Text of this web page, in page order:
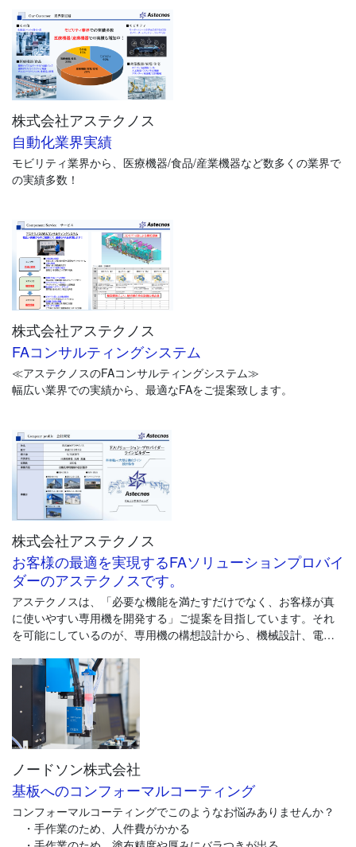
＜特長＞
・高い耐久性
堅牢設計と高品質構造でメンテナンス低減
ScoreGuard® 耐摩耗コーティングにより摩耗材にも強い
・操作性の良さ
直感的で分かりやすい前面操作パネル
Profinet / Ethernet IP 接続に対応
・高効率の実現
シンプルなコントローラー
長寿命エアモーター、強化パッキンググランド
・材料ロス削減
超低残量フォロワープレートにより材料廃棄量を 65％以上削減
株式会社アステクノス
自動化業界実績
モビリティ業界から、医療機器/食品/産業機器など数多くの業界で
の実績多数！
株式会社アステクノス
FAコンサルティングシステム
≪アステクノスのFAコンサルティングシステム≫
幅広い業界での実績から、最適なFAをご提案致します。
株式会社アステクノス
お客様の最適を実現するFAソリューションプロバイ
ダーのアステクノスです。
アステクノスは、「必要な機能を満たすだけでなく、お客様が真
に使いやすい専用機を開発する」ご提案を目指しています。それ
を可能にしているのが、専用機の構想設計から、機械設計、電気
すべての工程に高い技術力を備えた社員を擁しており、ワンスト
ップ体制を構築していることで、大規模な物件の一括請負も対応
可能です。
ノードソン株式会社
基板へのコンフォーマルコーティング
コンフォーマルコーティングでこのようなお悩みありませんか？
・手作業のため、人件費がかかる